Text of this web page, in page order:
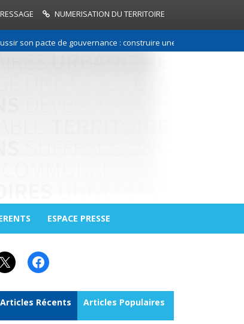
NUMERISATION DU TERRITOIRE
son pacte de gouvernance : construire une relation de
ESPACE PRESSE
Facebook
Articles Récents Articles Populaires